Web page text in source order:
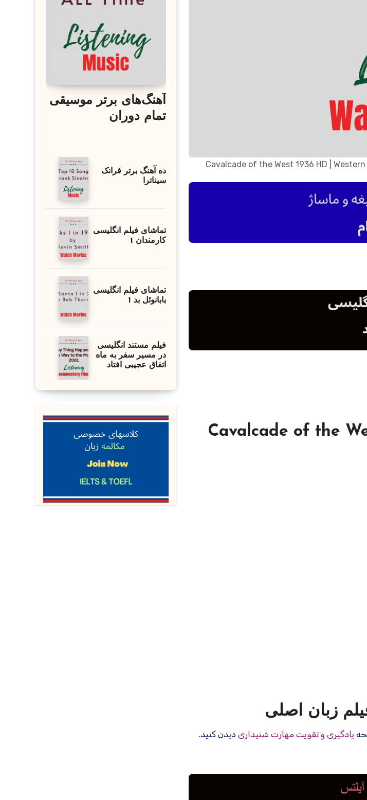
Cavalcade of the West 1936 HD |
زبان اصلی
یادگیری و تقویت مهارت شنیداری دیدن کنید.
آهنگ‌های برتر موسیقی
تمام دوران
ده آهنگ برتر فرانک
سیناترا
تماشای فیلم انگلیسی
کارمندان 1
تماشای فیلم انگلیسی
بابانوئل بد 1
فیلم مستند انگلیسی
در مسیر سفر به ماه
اتفاق عجیبی افتاد